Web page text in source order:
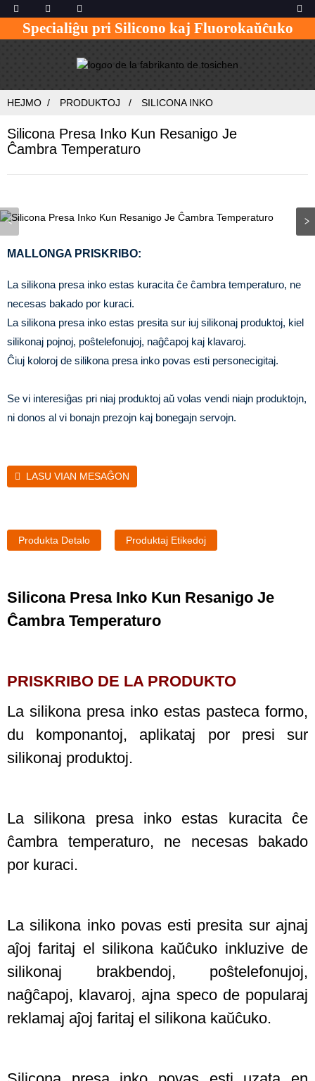
Specialiĝu pri Silicono kaj Fluorokaŭĉuko
HEJMO PRODUKTOJ SILICONA INKO
Silicona Presa Inko Kun Resanigo Je
Ĉambra Temperaturo
MALLONGA PRISKRIBO:
La silikona presa inko estas kuracita ĉe ĉambra temperaturo, ne
necesas bakado por kuraci.
La silikona presa inko estas presita sur iuj silikonaj produktoj, kiel
silikonaj pojnoj, poŝtelefonujoj, naĝĉapoj kaj klavaroj.
Ĉiuj koloroj de silikona presa inko povas esti personecigitaj.
Se vi interesiĝas pri niaj produktoj aŭ volas vendi niajn produktojn,
ni donos al vi bonajn prezojn kaj bonegajn servojn.
LASU VIAN MESAĜON
Produkta Detalo Produktaj Etikedoj
Silicona Presa Inko Kun Resanigo Je
Ĉambra Temperaturo
PRISKRIBO DE LA PRODUKTO
La silikona presa inko estas pasteca formo,
du komponantoj, aplikataj por presi sur
silikonaj produktoj.
La silikona presa inko estas kuracita ĉe
ĉambra temperaturo, ne necesas bakado
por kuraci.
La silikona inko povas esti presita sur ajnaj
aĵoj faritaj el silikona kaŭĉuko inkluzive de
silikonaj brakbendoj, poŝtelefonujoj,
naĝĉapoj, klavaroj, ajna speco de popularaj
reklamaj aĵoj faritaj el silikona kaŭĉuko.